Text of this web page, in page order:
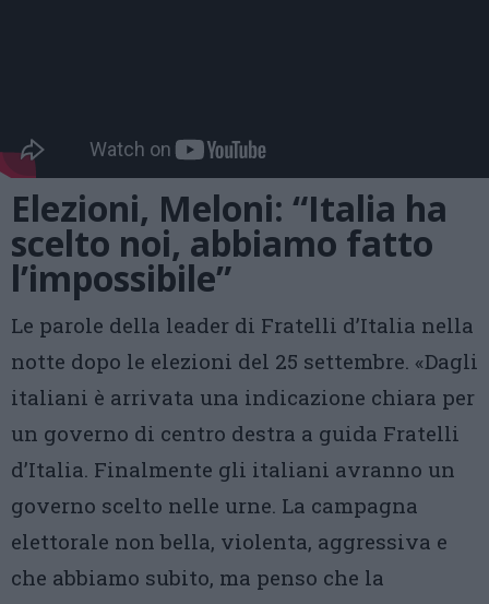
Elezioni, Meloni: “Italia ha
scelto noi, abbiamo fatto
l’impossibile”
Le parole della leader di Fratelli d’Italia nella
notte dopo le elezioni del 25 settembre. «Dagli
italiani è arrivata una indicazione chiara per
un governo di centro destra a guida Fratelli
d’Italia. Finalmente gli italiani avranno un
governo scelto nelle urne. La campagna
elettorale non bella, violenta, aggressiva e
che abbiamo subito, ma penso che la